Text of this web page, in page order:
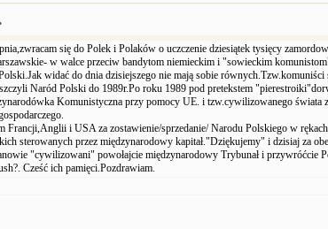
się do Polek i Polaków o uczczenie dziesiątek tysięcy
w walce przeciw bandytom niemieckim i "sowieckim
widać do dnia dzisiejszego nie mają sobie
Naród Polski do 1989r.Po roku 1989 pod pretekstem
Komunistyczna przy pomocy UE. i tzw.cywilizowanego świata
Francji,Anglii i USA za zostawienie/sprzedanie/ Narodu Polskiego w
sterowanych przez międzynarodowy kapitał."Dziękujemy" i dzisiaj za
"cywilizowani" powołajcie międzynarodowy Trybunał i przywróćcie
Cześć ich pamięci.Pozdrawiam.